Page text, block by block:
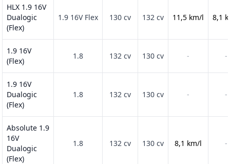
HLX 1.9 16V
Dualogic
(Flex)
1.9 16V Flex 130 cv 132 cv 11,5 km/l 8,1
1.9 16V
(Flex)
1.8 132 cv 130 cv - -
1.9 16V
Dualogic
(Flex)
1.8 132 cv 130 cv - -
Absolute 1.9
16V
Dualogic
(Flex)
1.8 132 cv 130 cv 8,1 km/l -